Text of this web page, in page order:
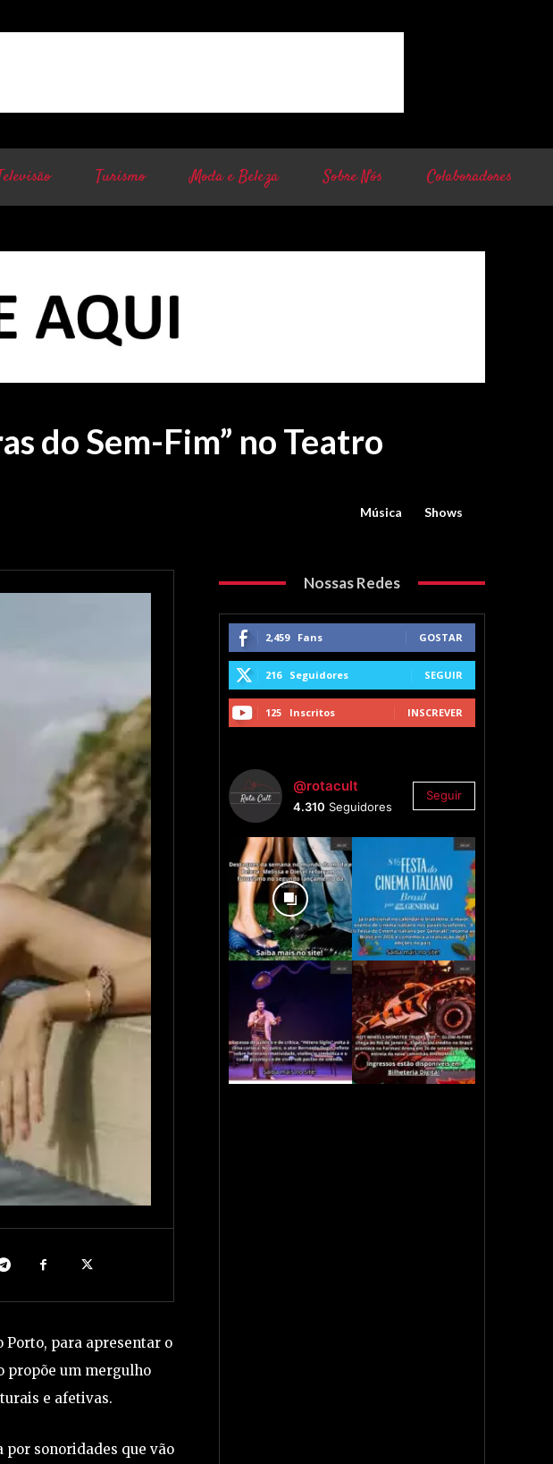
Turismo Moda e Beleza Sobre Nós Colaboradores
do Sem-Fim” no Teatro
Música Shows
Porto, para apresentar o
propõe um mergulho
e afetivas.
por sonoridades que vão
Nossas Redes
2,459 Fans GOSTAR
216 Seguidores SEGUIR
125 Inscritos INSCREVER
@rotacult
4.310 Seguidores
Seguir